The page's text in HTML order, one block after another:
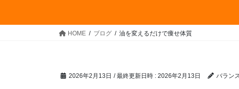
HOME ブログ 油を変えるだけで痩せ体質
2026年2月13日 / 最終更新日時 : 2026年2月13日 バラン